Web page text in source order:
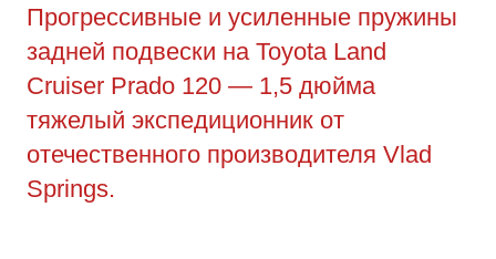
Прогрессивные и усиленные пружины
задней подвески на Toyota Land
Cruiser Prado 120 — 1,5 дюйма
тяжелый экспедиционник от
отечественного производителя Vlad
Springs.